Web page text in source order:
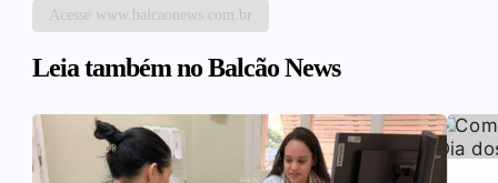
Acesse www.balcaonews.com.br
Leia também no Balcão News